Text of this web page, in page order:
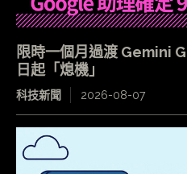
限時一個月過渡 Gemini
日起「熄機」
科技新聞 2026-08-07